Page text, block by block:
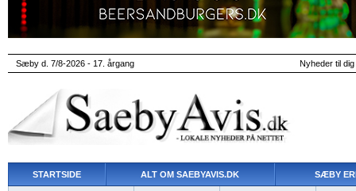
Sæby d. 7/8-2026 - 17. årgang Nyheder til
STARTSIDE ALT OM SAEBYAVIS.DK SÆBY